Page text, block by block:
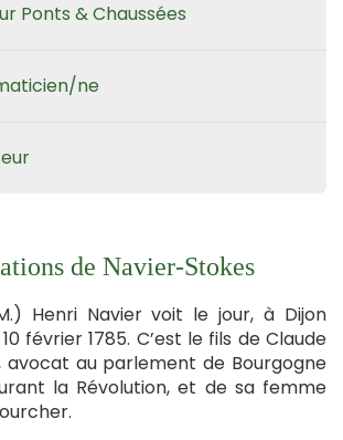
Ponts & Chaussées
ne
de Navier-Stokes
Henri Navier voit le jour, à Dijon
février 1785. C’est le fils de Claude
avocat au parlement de Bourgogne
la Révolution, et de sa femme